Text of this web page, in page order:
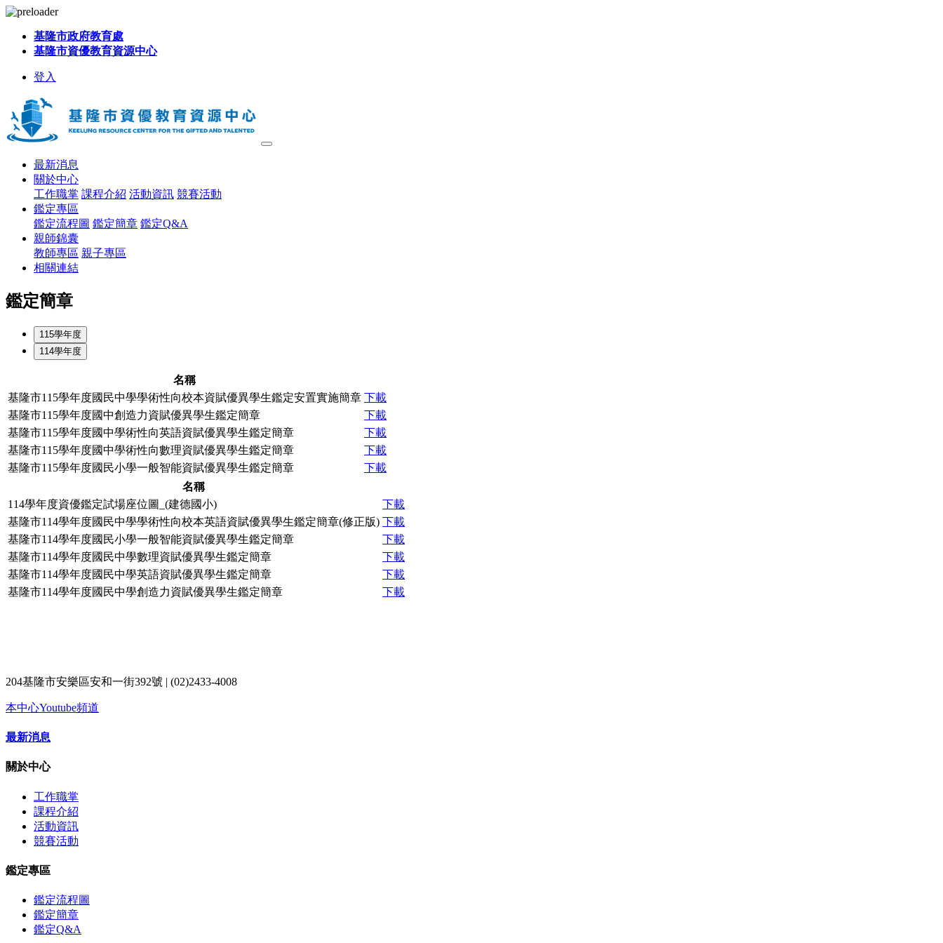
基隆市政府教育處
基隆市資優教育資源中心
登入
最新消息
關於中心
工作職掌 課程介紹 活動資訊 競賽活動
鑑定專區
鑑定流程圖 鑑定簡章 鑑定Q&A
親師錦囊
教師專區 親子專區
相關連結
鑑定簡章
115學年度
114學年度
名稱
基隆市115學年度國民中學學術性向校本資賦優異學生鑑定安置實施簡章 下載
基隆市115學年度國中創造力資賦優異學生鑑定簡章
下載
基隆市115學年度國中學術性向英語資賦優異學生鑑定簡章
下載
基隆市115學年度國中學術性向數理資賦優異學生鑑定簡章
下載
基隆市115學年度國民小學一般智能資賦優異學生鑑定簡章
下載
名稱
114學年度資優鑑定試場座位圖_(建德國小)
下載
基隆市114學年度國民中學學術性向校本英語資賦優異學生鑑定簡章(修正版) 下載
基隆市114學年度國民小學一般智能資賦優異學生鑑定簡章
下載
基隆市114學年度國民中學數理資賦優異學生鑑定簡章
下載
基隆市114學年度國民中學英語資賦優異學生鑑定簡章
下載
基隆市114學年度國民中學創造力資賦優異學生鑑定簡章
下載
204基隆市安樂區安和一街392號 | (02)2433-4008
本中心Youtube頻道
最新消息
關於中心
工作職掌
課程介紹
活動資訊
競賽活動
鑑定專區
鑑定流程圖
鑑定簡章
鑑定Q&A